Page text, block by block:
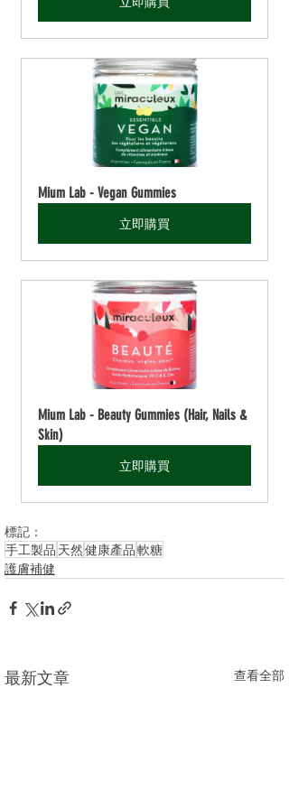
Mium Lab - Vegan Gummies
立即購買
Mium Lab - Beauty Gummies (Hair, Nails &
Skin)
立即購買
標記：
手工製品 天然健康產品軟糖
護膚補健
最新文章 查看全部